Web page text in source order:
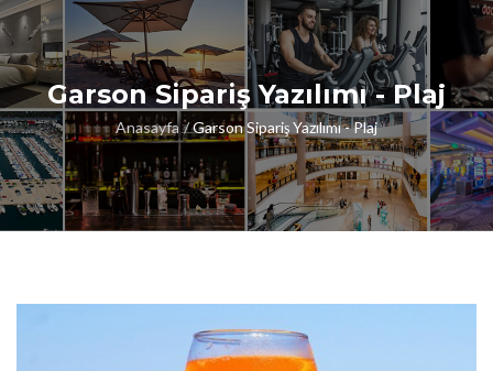
Garson Sipariş Yazılımı - Plaj
Anasayfa Garson Sipariş Yazılımı - Plaj